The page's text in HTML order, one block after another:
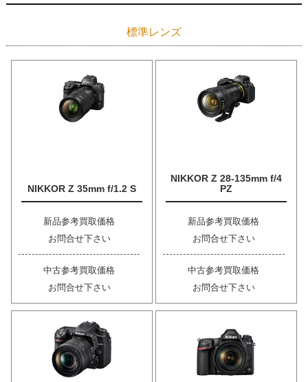
標準レンズ
NIKKOR Z 35mm f/1.2 S
新品参考買取価格
お問合せ下さい
中古参考買取価格
お問合せ下さい
NIKKOR Z 28-135mm f/4
PZ
新品参考買取価格
お問合せ下さい
中古参考買取価格
お問合せ下さい